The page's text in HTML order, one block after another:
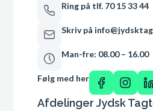
Ring på tlf. 70 15 33 44
Skriv på
Man-fre: 08.00 – 16.00
Følg med her
Afdelinger Jydsk